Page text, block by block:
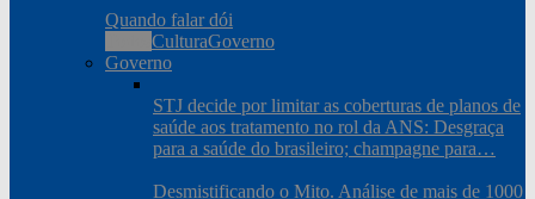
Quando falar dói
CulturaGoverno
Governo
STJ decide por limitar as coberturas de planos de
saúde aos tratamento no rol da ANS: Desgraça
para a saúde do brasileiro; champagne para…
Desmistificando o Mito. Análise de mais de 1000